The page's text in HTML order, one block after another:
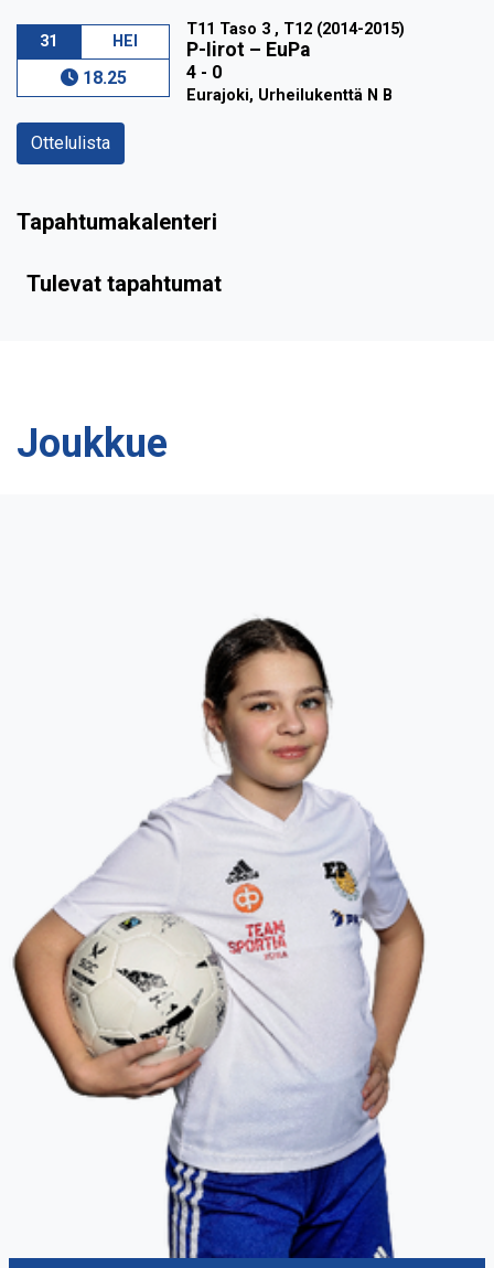
31 HEI
18.25
T11 Taso 3 , T12 (2014-2015)
P-Iirot – EuPa
4 - 0
Eurajoki, Urheilukenttä N B
Ottelulista
Tapahtumakalenteri
Tulevat tapahtumat
Joukkue